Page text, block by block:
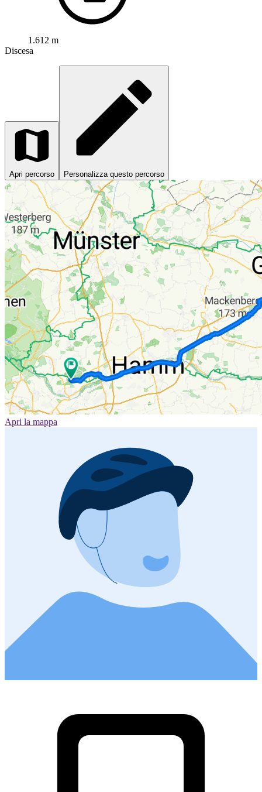
1.612 m
Discesa
Apri percorso Personalizza questo percorso
Apri la mappa